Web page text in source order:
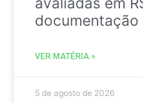
documentação
VER MATÉRIA »
5 de agosto de 2026